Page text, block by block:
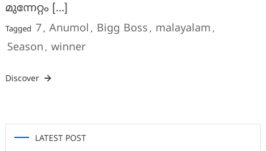
മുന്നേറ്റം […]
Tagged 7, Anumol , Bigg Boss , malayalam ,
Season , winner
Discover
LATEST POST